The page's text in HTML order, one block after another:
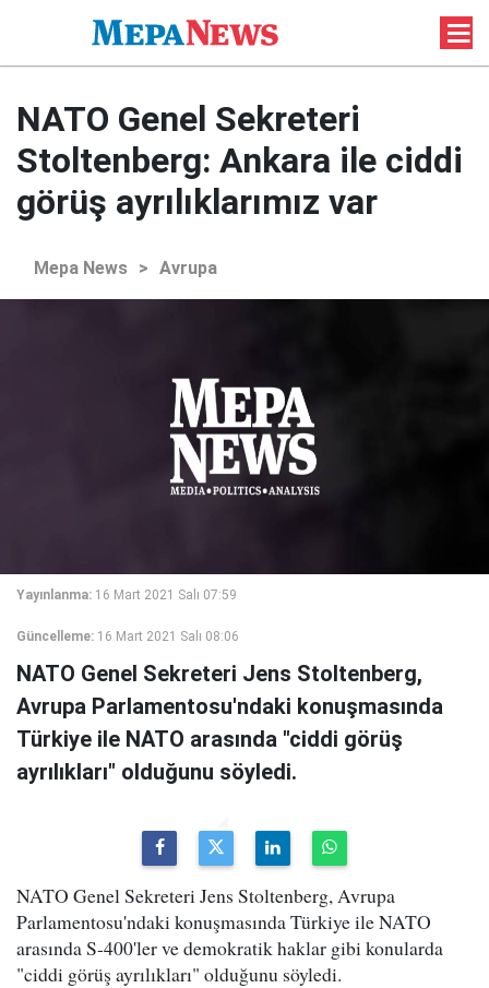
NATO Genel Sekreteri
Stoltenberg: Ankara ile ciddi
görüş ayrılıklarımız var
Mepa News > Avrupa
Yayınlanma: 16 Mart 2021 Salı 07:59
Güncelleme: 16 Mart 2021 Salı 08:06
NATO Genel Sekreteri Jens Stoltenberg,
Avrupa Parlamentosu'ndaki konuşmasında
Türkiye ile NATO arasında "ciddi görüş
ayrılıkları" olduğunu söyledi.
NATO Genel Sekreteri Jens Stoltenberg, Avrupa
Parlamentosu'ndaki konuşmasında Türkiye ile NATO
arasında S-400'ler ve demokratik haklar gibi konularda
"ciddi görüş ayrılıkları" olduğunu söyledi.